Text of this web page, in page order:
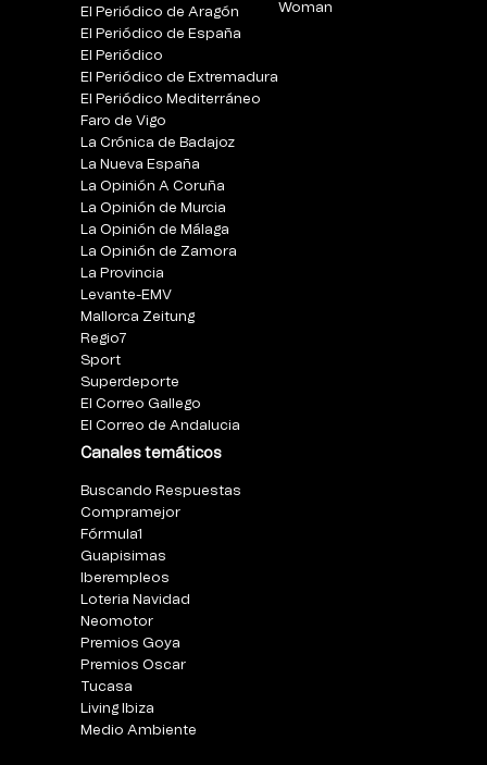
El Periódico de Aragón
El Periódico de España
El Periódico
El Periódico de Extremadura
El Periódico Mediterráneo
Faro de Vigo
La Crónica de Badajoz
La Nueva España
La Opinión A Coruña
La Opinión de Murcia
La Opinión de Málaga
La Opinión de Zamora
La Provincia
Levante-EMV
Mallorca Zeitung
Regio7
Sport
Superdeporte
El Correo Gallego
El Correo de Andalucia
Canales temáticos
Buscando Respuestas
Compramejor
Fórmula1
Guapisimas
Iberempleos
Loteria Navidad
Neomotor
Premios Goya
Premios Oscar
Tucasa
Living Ibiza
Medio Ambiente
Woman